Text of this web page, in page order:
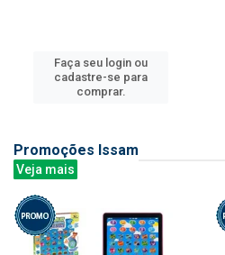
Faça seu login ou
cadastre-se para
comprar.
Promoções Issam
Veja mais